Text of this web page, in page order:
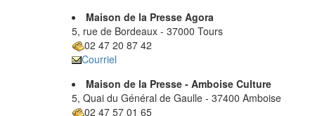
Maison de la Presse Agora
5, rue de Bordeaux - 37000 Tours
02 47 20 87 42
Courriel
Maison de la Presse - Amboise Culture
5, Quai du Général de Gaulle - 37400 Amboise
02 47 57 01 65